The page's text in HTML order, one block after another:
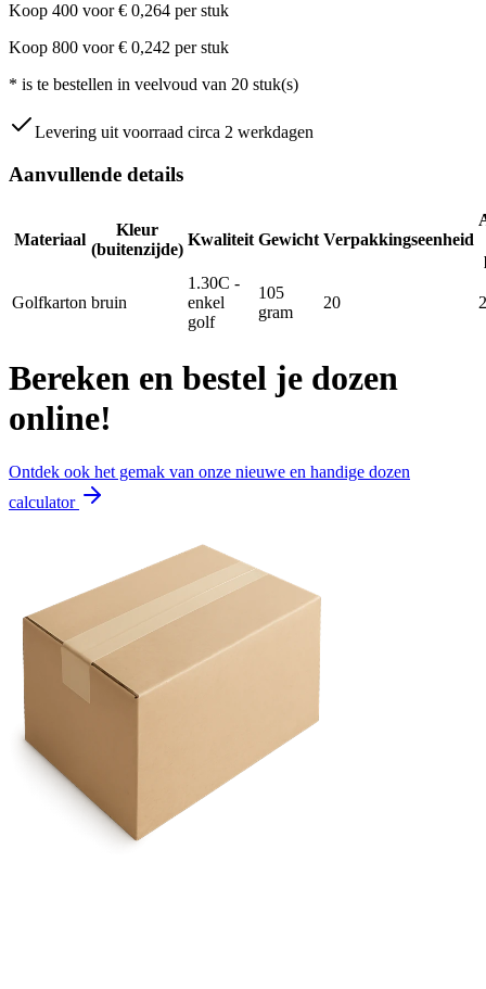
Koop 400 voor € 0,264 per stuk
Koop 800 voor € 0,242 per stuk
* is te bestellen in veelvoud van 20 stuk(s)
Levering uit voorraad circa 2 werkdagen
Aanvullende details
Materiaal
Kleur
(buitenzijde)
Kwaliteit Gewicht Verpakkingseenheid
Golfkarton bruin
1.30C -
enkel
golf
105
gram
20
Bereken en bestel je dozen
online!
Ontdek ook het gemak van onze nieuwe en handige dozen
calculator